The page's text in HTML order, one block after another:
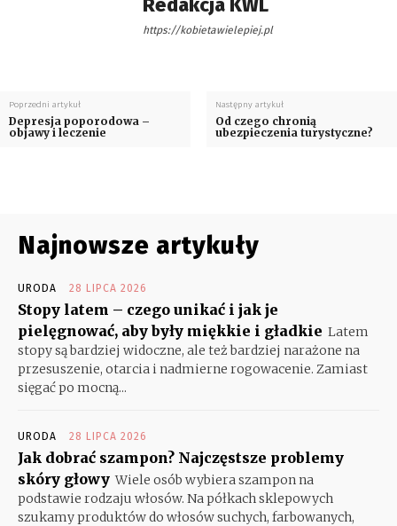
https://kobietawielepiej.pl
Poprzedni artykuł
Depresja poporodowa –
objawy i leczenie
Następny artykuł
Od czego chronią
ubezpieczenia turystyczne?
Najnowsze artykuły
URODA 28 LIPCA 2026
Stopy latem – czego unikać i jak je
pielęgnować, aby były miękkie i gładkie Latem
stopy są bardziej widoczne, ale też bardziej narażone na
przesuszenie, otarcia i nadmierne rogowacenie. Zamiast
sięgać po mocną...
URODA 28 LIPCA 2026
Jak dobrać szampon? Najczęstsze problemy
skóry głowy Wiele osób wybiera szampon na
podstawie rodzaju włosów. Na półkach sklepowych
szukamy produktów do włosów suchych, farbowanych,